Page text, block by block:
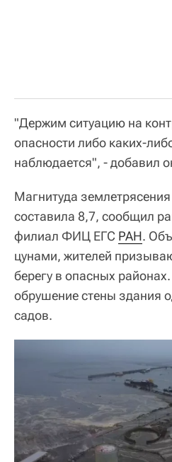
"Держим ситуацию на
опасности либо каких-
наблюдается", - добавил
Магнитуда
составила 8,7, сообщил
филиал ФИЦ ЕГС РАН.
цунами, жителей
берегу в опасных
обрушение стены здания
садов.